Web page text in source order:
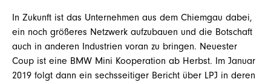
In Zukunft ist das Unternehmen aus dem Chiemgau dabei,
ein noch größeres Netzwerk aufzubauen und die Botschaft
auch in anderen Industrien voran zu bringen. Neuester
Coup ist eine BMW Mini Kooperation ab Herbst. Im Januar
2019 folgt dann ein sechsseitiger Bericht über LPJ in deren